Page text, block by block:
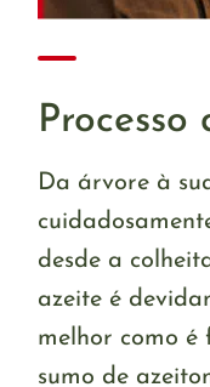
Da árvore à
desde a
azeite é
melhor como é
sumo de